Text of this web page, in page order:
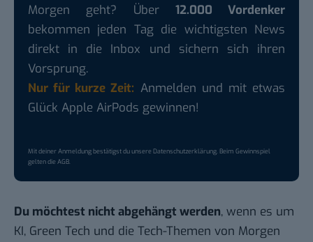
Morgen geht? Über 12.000 Vordenker
bekommen jeden Tag die wichtigsten News
direkt in die Inbox und sichern sich ihren
Vorsprung.
Nur für kurze Zeit: Anmelden und mit etwas
Glück Apple AirPods gewinnen!
Mit deiner Anmeldung bestätigst du unsereDatenschutzerklärung. Beim Gewinnspiel
gelten dieAGB.
Du möchtest nicht abgehängt werden, wenn es um
KI, Green Tech und die Tech-Themen von Morgen